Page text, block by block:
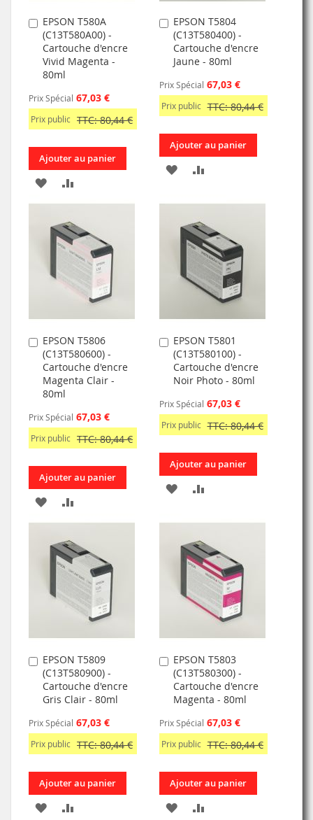
EPSON T580A
(C13T580A00) -
Cartouche d'encre
Vivid Magenta -
80ml
Prix Spécial 67,03 €
Prix public TTC: 80,44 €
Ajouter
au
panier
Ajouter au panier
AJOUTER
À
MA
LISTE
D’ENVIE
AU
COMPARATEUR
EPSON T5804
(C13T580400) -
Cartouche d'encre
Jaune - 80ml
Prix Spécial 67,03 €
Prix public TTC: 80,44 €
Ajouter
au
panier
Ajouter au panier
AJOUTER
LISTE
D’ENVIE
EPSON T5806
(C13T580600) -
Cartouche d'encre
Magenta Clair -
80ml
Prix Spécial 67,03 €
Prix public TTC: 80,44 €
Ajouter
au
panier
Ajouter au panier
AJOUTER
À
MA
LISTE
D’ENVIE
AU
COMPARATEUR
EPSON T5801
(C13T580100) -
Cartouche d'encre
Noir Photo - 80ml
Prix Spécial 67,03 €
Prix public TTC: 80,44 €
Ajouter
au
panier
Ajouter au panier
AJOUTER
LISTE
D’ENVIE
EPSON T5809
(C13T580900) -
Cartouche d'encre
Gris Clair - 80ml
Prix Spécial 67,03 €
Prix public TTC: 80,44 €
Ajouter
au
panier
Ajouter au panier
AJOUTER
EPSON T5803
(C13T580300) -
Cartouche d'encre
Magenta - 80ml
Prix Spécial 67,03 €
Prix public TTC: 80,44 €
Ajouter
au
panier
Ajouter au panier
AJOUTER